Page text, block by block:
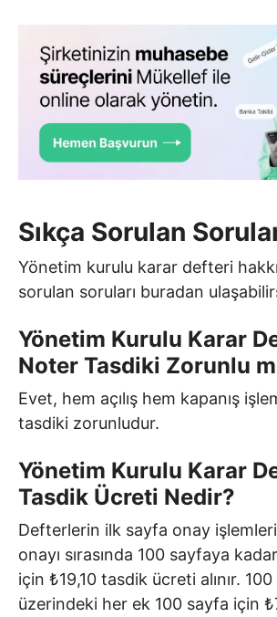
Sıkça Sorulan
Yönetim kurulu karar defteri
sorulan soruları buradan
Yönetim Kurulu Karar
Noter Tasdiki Zorunlu
Evet, hem açılış hem kapanış
tasdiki zorunludur.
Yönetim Kurulu Karar
Tasdik Ücreti Nedir?
Defterlerin ilk sayfa onay
onayı sırasında 100 sayfaya
için ₺19,10 tasdik ücreti alınır. 100
üzerindeki her ek 100 sayfa için